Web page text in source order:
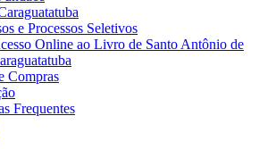
e Processos Seletivos
Online ao Livro de Santo Antônio de
Compras
Frequentes